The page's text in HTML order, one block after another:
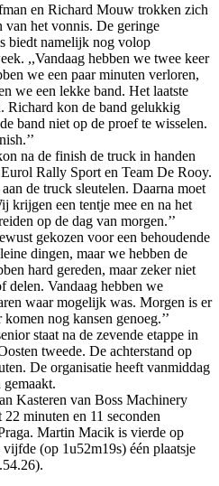
en Richard Mouw trokken zich
van het vonnis. De geringe
biedt namelijk nog volop
,,Vandaag hebben we twee keer
we een paar minuten verloren,
we een lekke band. Het laatste
Richard kon de band gelukkig
band niet op de proef te wisselen.
na de finish de truck in handen
Rally Sport en Team De Rooy.
de truck sleutelen. Daarna moet
krijgen een tentje mee en na het
op de dag van morgen.’’
gekozen voor een behoudende
dingen, maar we hebben de
hard gereden, maar zeker niet
delen. Vandaag hebben we
waar mogelijk was. Morgen is er
nog kansen genoeg.’’
staat na de zevende etappe in
tweede. De achterstand op
De organisatie heeft vanmiddag
Kasteren van Boss Machinery
minuten en 11 seconden
Martin Macik is vierde op
(op 1u52m19s) één plaatsje